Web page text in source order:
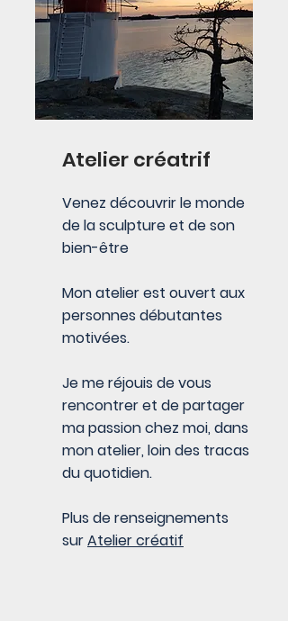
Atelier créatrif
Venez découvrir le monde
de la sculpture et de son
bien-être
Mon atelier est ouvert aux
personnes débutantes
motivées.
Je me réjouis de vous
rencontrer et de partager
ma passion chez moi, dans
mon atelier, loin des tracas
du quotidien.
Plus de renseignements
surAtelier créatif